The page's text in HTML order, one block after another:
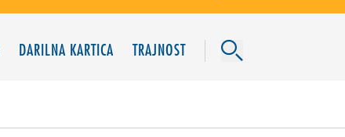
DARILNA KARTICA TRAJNOST